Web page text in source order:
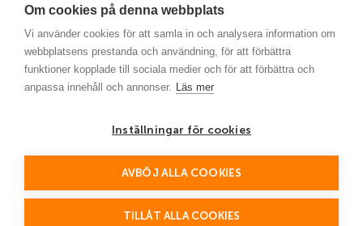
Om cookies på denna webbplats
Vi använder cookies för att samla in och analysera information om
webbplatsens prestanda och användning, för att förbättra
funktioner kopplade till sociala medier och för att förbättra och
anpassa innehåll och annonser. Läs mer
Inställningar för cookies
AVBÖJ ALLA COOKIES
TILLÅT ALLA COOKIES
This site is protected by reCAPTCHA and the Google
Policy and Terms of Service apply.